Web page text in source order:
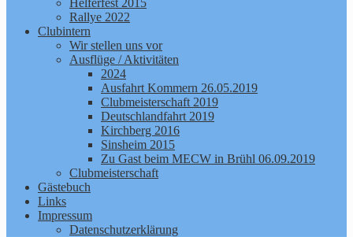
Rallye 2022
Clubintern
Wir stellen uns vor
Ausflüge / Aktivitäten
2024
Ausfahrt Kommern 26.05.2019
Clubmeisterschaft 2019
Deutschlandfahrt 2019
Kirchberg 2016
Sinsheim 2015
Zu Gast beim MECW in Brühl 06.09.2019
Clubmeisterschaft
Gästebuch
Links
Impressum
Datenschutzerklärung